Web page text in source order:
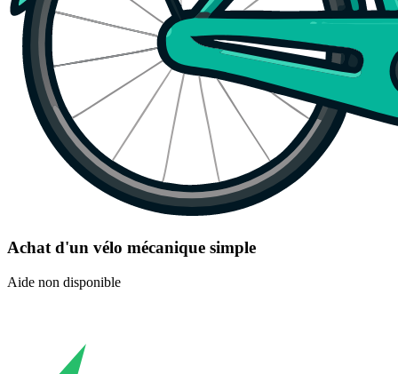
Achat d'un vélo mécanique simple
Aide non disponible